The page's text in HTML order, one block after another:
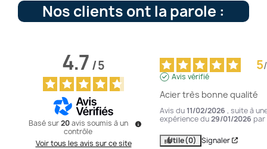
Nos clients ont la parole :
4.7/5
Basé sur20 avis soumis à un
contrôle
Voir tous les avis sur ce site
5/
Avis vérifié
Acier très bonne qualité
Avis du11/02/2026 , suite à
expérience du29/01/2026 par
Utile(0) Signaler